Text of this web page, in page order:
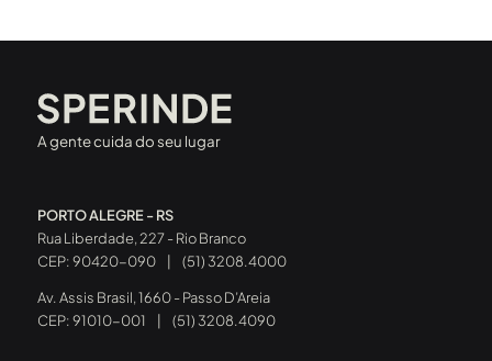
A gente cuida do seu lugar
PORTO ALEGRE - RS
Rua Liberdade, 227 - Rio Branco
CEP: 90420-090
| (51) 3208.4000
Av. Assis Brasil, 1660 - Passo D’Areia
CEP: 91010-001
(51) 3208.4090